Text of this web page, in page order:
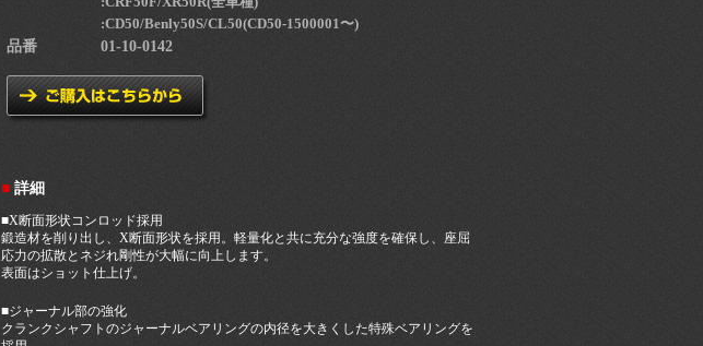
:CD50/Benly50S/CL50(CD50-1500001〜)
品番
01-10-0142
■ 詳細
■X断面形状コンロッド採用
鍛造材を削り出し、X断面形状を採用。軽量化と共に充分な強度を確保し、座屈
応力の拡散とネジれ剛性が大幅に向上します。
表面はショット仕上げ。
■ジャーナル部の強化
クランクシャフトのジャーナルベアリングの内径を大きくした特殊ベアリングを